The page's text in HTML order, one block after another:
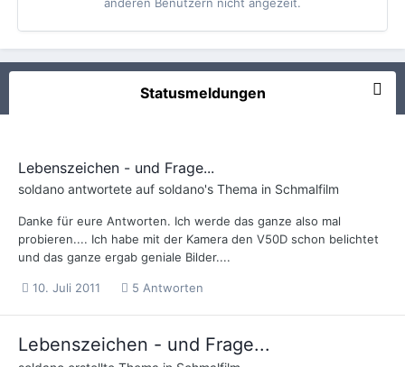
Statusmeldungen
Lebenszeichen - und Frage...
soldano antwortete auf soldano's Thema in Schmalfilm
Danke für eure Antworten. Ich werde das ganze also mal
probieren.... Ich habe mit der Kamera den V50D schon belichtet
und das ganze ergab geniale Bilder....
10. Juli 2011 5 Antworten
Lebenszeichen - und Frage...